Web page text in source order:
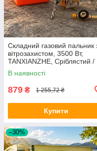
Складний газовий пальник
вітрозахистом, 3500 Вт,
TANXIANZHE, Сріблястий /
Пальник газовий
/ Похідний пальник
В наявності
879 ₴ 1 255,72 ₴
Купити
–30%